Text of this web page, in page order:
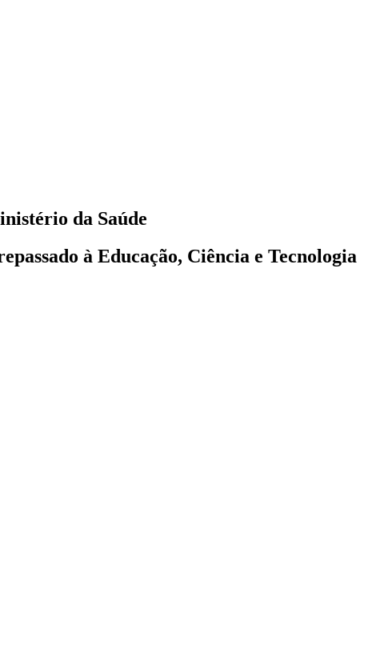
da Saúde
à Educação, Ciência e Tecnologia